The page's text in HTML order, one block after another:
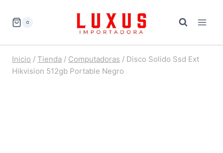
0
Inicio / Tienda / Computadoras / Disco Solido Ssd Ext
Hikvision 512gb Portable Negro